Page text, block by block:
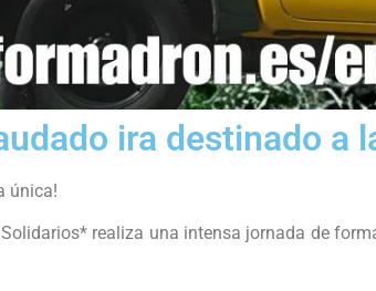
ira destinado a
única!
realiza una intensa jornada de